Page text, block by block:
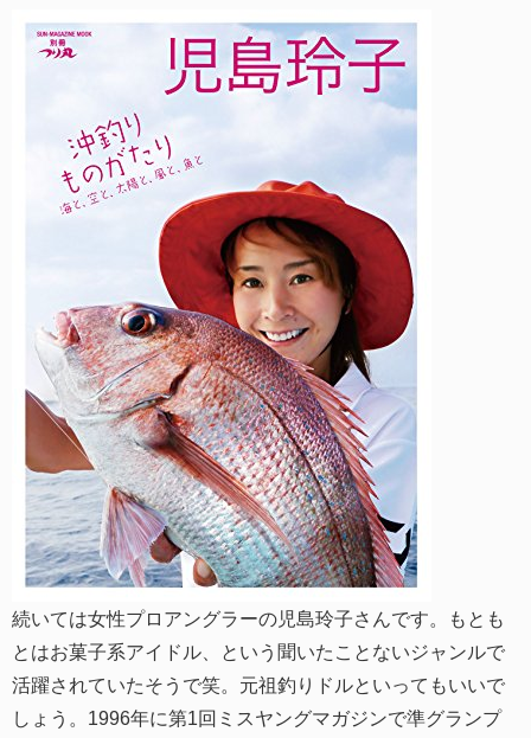
続いては女性プロアングラーの児島玲子さんです。もとも
とはお菓子系アイドル、という聞いたことないジャンルで
活躍されていたそうで笑。元祖釣りドルといってもいいで
しょう。1996年に第1回ミスヤングマガジンで準グランプ